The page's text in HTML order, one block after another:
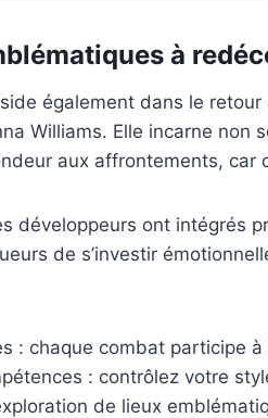
à
également dans le
Williams. Elle incarne
aux affrontements,
développeurs ont intégrés
de s’investir
: chaque combat participe
: contrôlez votre
de lieux